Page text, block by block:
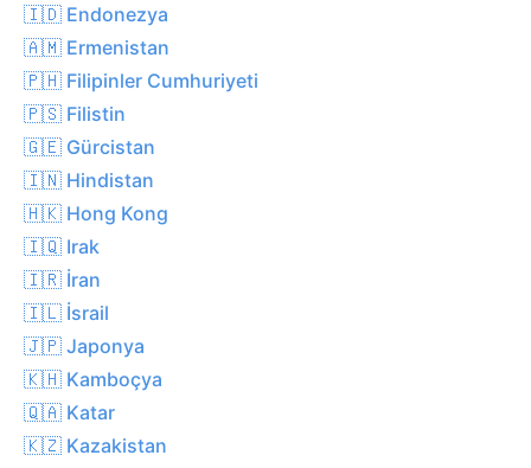
🇮🇩 Endonezya
🇦🇲 Ermenistan
🇵🇭 Filipinler Cumhuriyeti
🇵🇸 Filistin
🇬🇪 Gürcistan
🇮🇳 Hindistan
🇭🇰 Hong Kong
🇮🇶 Irak
🇮🇷 İran
🇮🇱 İsrail
🇯🇵 Japonya
🇰🇭 Kamboçya
🇶🇦 Katar
🇰🇿 Kazakistan